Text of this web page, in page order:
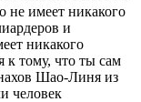
не имеет никакого
и
никакого
к тому, что ты сам
Шао-Линя из
человек